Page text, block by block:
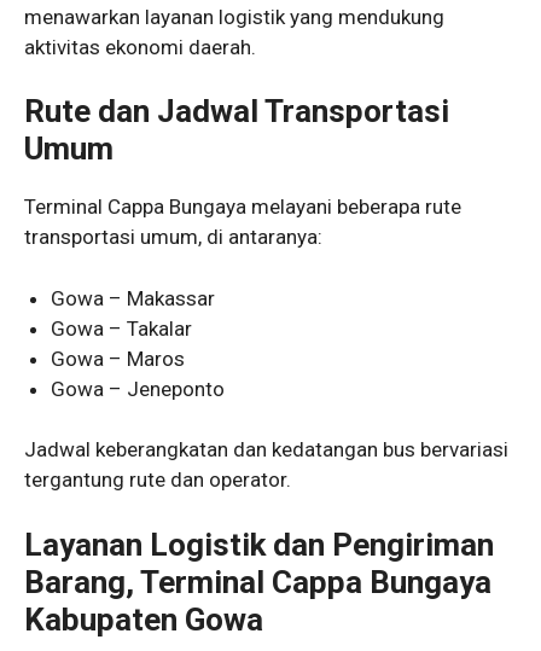
menawarkan layanan logistik yang mendukung
aktivitas ekonomi daerah.
Rute dan Jadwal Transportasi
Umum
Terminal Cappa Bungaya melayani beberapa rute
transportasi umum, di antaranya:
Gowa – Makassar
Gowa – Takalar
Gowa – Maros
Gowa – Jeneponto
Jadwal keberangkatan dan kedatangan bus bervariasi
tergantung rute dan operator.
Layanan Logistik dan Pengiriman
Barang, Terminal Cappa Bungaya
Kabupaten Gowa